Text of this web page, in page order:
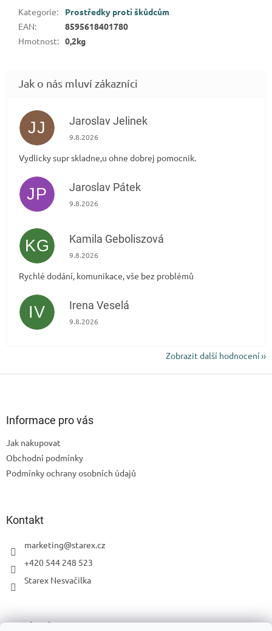
Kategorie:
Prostředky proti škůdcům
EAN:
8595618401780
Hmotnost: 0,2kg
JJ Jaroslav Jelinek
Hodnocení obchodu je 5 z 5 hvězdiček.
9.8.2026
Vydlicky supr skladne,u ohne dobrej pomocnik.
JP Jaroslav Pátek
Hodnocení obchodu je 5 z 5 hvězdiček.
9.8.2026
KG Kamila Geboliszová
Hodnocení obchodu je 5 z 5 hvězdiček.
9.8.2026
Rychlé dodání, komunikace, vše bez problémů
IV Irena Veselá
Hodnocení obchodu je 5 z 5 hvězdiček.
9.8.2026
Zobrazit další hodnocení
Informace pro vás
Jak nakupovat
Obchodní podmínky
Podmínky ochrany osobních údajů
Kontakt
marketing@starex.cz
+420 544 248 523
Starex Nesvačilka
Facebook